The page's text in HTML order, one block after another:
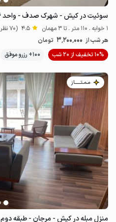
سوئیت در کیش - شهرک صدف - واحد ۶
1 خوابه . 110 متر . تا 3 مهمان 4.5 (70 نظر)
هر شب از 3٬200٬000 تومان
10% تخفیف از 20 شب
100+ رزرو موفق
مـمـتــــــاز
منزل مبله در کیش - مرجان - طبقه دوم